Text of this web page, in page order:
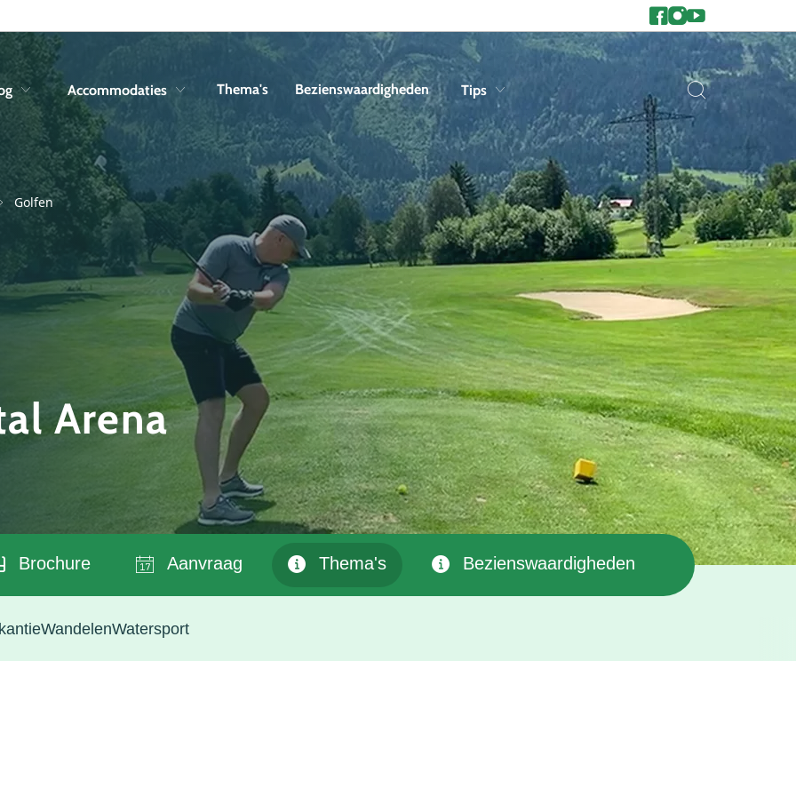
Accommodaties Thema's Bezienswaardigheden Tips
Golfen
Arena
Brochure Aanvraag Thema's Bezienswaardigheden
WandelenWatersport